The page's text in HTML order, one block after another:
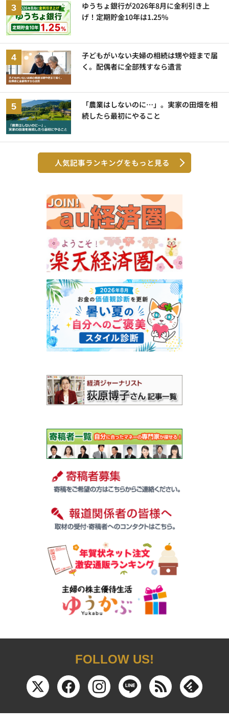
ゆうちょ銀行が2026年8月に金利引き上
げ！定期貯金10年は1.25%
子どもがいない夫婦の相続は甥や姪まで届
く。配偶者に全部残すなら遺言
「農業はしないのに…」。実家の田畑を相
続したら最初にやること
人気記事ランキングをもっと見る
FOLLOW US!